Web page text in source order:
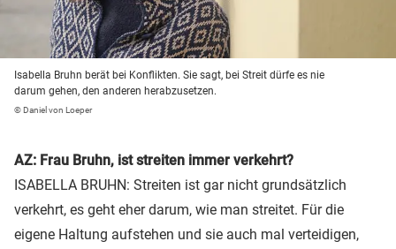
Isabella Bruhn berät bei Konflikten. Sie sagt, bei Streit dürfe es nie
darum gehen, den anderen herabzusetzen.
© Daniel von Loeper
AZ: Frau Bruhn, ist streiten immer verkehrt?
ISABELLA BRUHN: Streiten ist gar nicht grundsätzlich
verkehrt, es geht eher darum, wie man streitet. Für die
eigene Haltung aufstehen und sie auch mal verteidigen,